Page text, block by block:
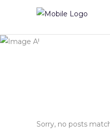
Archive
Sorry, no posts